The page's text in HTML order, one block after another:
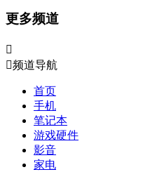
更多频道

频道导航
首页
手机
笔记本
游戏硬件
影音
家电